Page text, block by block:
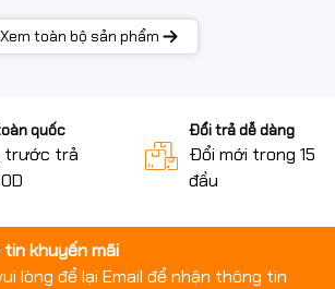
Xem toàn bộ sản phẩm
quốc
trước trả
Đổi trả dễ dàng
Đổi mới trong 15
đầu
tin khuyến mãi
lòng để lại Email để nhận thông tin